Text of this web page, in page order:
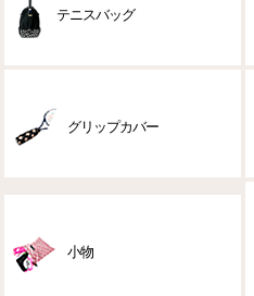
テニスバッグ
グリップカバー
小物